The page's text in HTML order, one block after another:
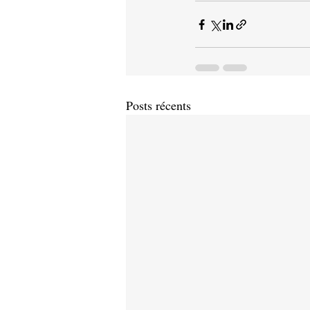
Posts récents